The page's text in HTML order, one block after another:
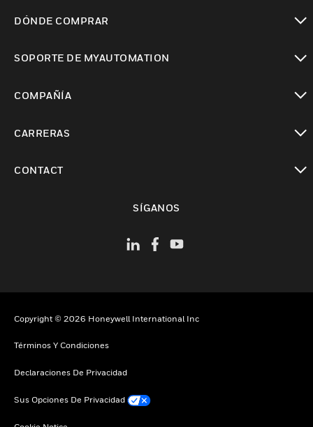
DÓNDE COMPRAR
SOPORTE DE MYAUTOMATION
COMPAÑÍA
CARRERAS
CONTACT
SÍGANOS
Copyright © 2026 Honeywell International Inc
Términos Y Condiciones
Declaraciones De Privacidad
Sus Opciones De Privacidad